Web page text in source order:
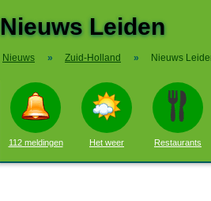
Nieuws Leiden
Nieuws » Zuid-Holland » Nieuws
112 meldingen Het weer Restaurants